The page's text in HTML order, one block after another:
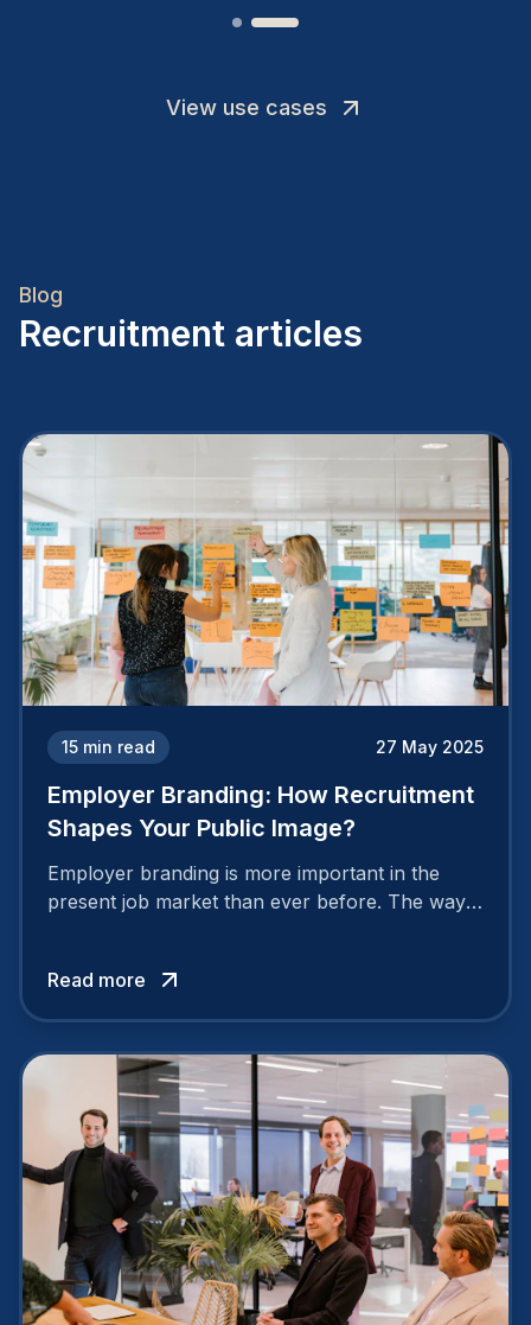
View use cases
Blog
Recruitment articles
15 min read 27 May 2025
Employer Branding: How Recruitment
Shapes Your Public Image?
Employer branding is more important in the
present job market than ever before. The way
Read more